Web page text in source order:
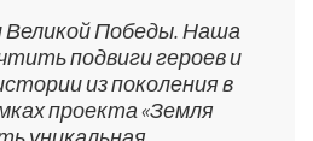
Великой Победы. Наша
подвиги героев и
из поколения в
проекта «Земля